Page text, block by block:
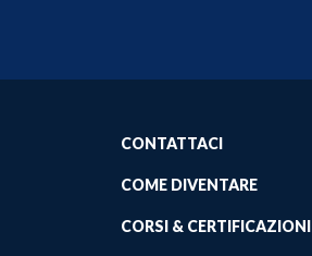
CONTATTACI
COME DIVENTARE
CORSI & CERTIFICAZIONI